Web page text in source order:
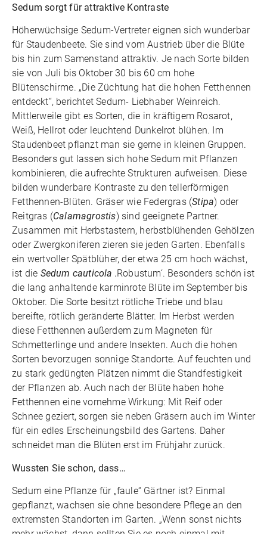
Sedum sorgt für attraktive Kontraste
Höherwüchsige Sedum-Vertreter eignen sich wunderbar
für Staudenbeete. Sie sind vom Austrieb über die Blüte
bis hin zum Samenstand attraktiv. Je nach Sorte bilden
sie von Juli bis Oktober 30 bis 60 cm hohe
Blütenschirme. „Die Züchtung hat die hohen Fetthennen
entdeckt“, berichtet Sedum- Liebhaber Weinreich.
Mittlerweile gibt es Sorten, die in kräftigem Rosarot,
Weiß, Hellrot oder leuchtend Dunkelrot blühen. Im
Staudenbeet pflanzt man sie gerne in kleinen Gruppen.
Besonders gut lassen sich hohe Sedum mit Pflanzen
kombinieren, die aufrechte Strukturen aufweisen. Diese
bilden wunderbare Kontraste zu den tellerförmigen
Fetthennen-Blüten. Gräser wie Federgras (Stipa) oder
Reitgras (Calamagrostis) sind geeignete Partner.
Zusammen mit Herbstastern, herbstblühenden Gehölzen
oder Zwergkoniferen zieren sie jeden Garten. Ebenfalls
ein wertvoller Spätblüher, der etwa 25 cm hoch wächst,
ist die Sedum cauticola ‚Robustum‘. Besonders schön ist
die lang anhaltende karminrote Blüte im September bis
Oktober. Die Sorte besitzt rötliche Triebe und blau
bereifte, rötlich geränderte Blätter. Im Herbst werden
diese Fetthennen außerdem zum Magneten für
Schmetterlinge und andere Insekten. Auch die hohen
Sorten bevorzugen sonnige Standorte. Auf feuchten und
zu stark gedüngten Plätzen nimmt die Standfestigkeit
der Pflanzen ab. Auch nach der Blüte haben hohe
Fetthennen eine vornehme Wirkung: Mit Reif oder
Schnee geziert, sorgen sie neben Gräsern auch im Winter
für ein edles Erscheinungsbild des Gartens. Daher
schneidet man die Blüten erst im Frühjahr zurück.
Wussten Sie schon, dass…
Sedum eine Pflanze für „faule“ Gärtner ist? Einmal
gepflanzt, wachsen sie ohne besondere Pflege an den
extremsten Standorten im Garten. „Wenn sonst nichts